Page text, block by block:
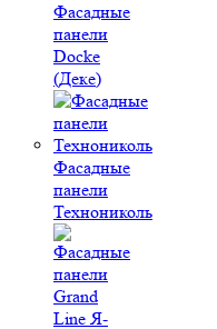
Фасадные
панели
Docke
(Деке)
Фасадные
панели
Технониколь